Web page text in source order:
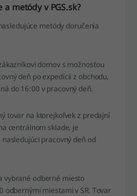
metódy v PGS.sk?
metódy doručenia
domov s možnosťou
deň po expedícii z obchodu,
do 16:00 v pracovný deň.
tovar na ktorejkoľvek z predajní
centrálnom sklade, je
pracovný deň od
vybrané odberné miesto
odbernými miestami v SR. Tovar